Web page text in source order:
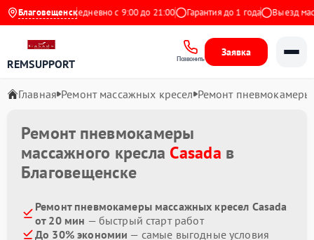
Благовещенск
на Яндекс Ежедневно с 9:00 до 21:00 Гарантия до 1 года Выезд
REMSUPPORT Позвонить
Заявка
Главная Ремонт массажных кресел Ремонт пневмокамеры
Ремонт пневмокамеры
массажного кресла Casada в
Благовещенске
Ремонт пневмокамеры массажных кресел Casada
от 20 мин — быстрый старт работ
До 30% экономии — самые выгодные условия